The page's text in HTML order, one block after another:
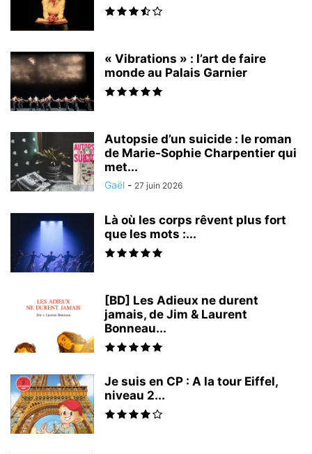
« Vibrations » : l’art de faire
monde au Palais Garnier
Autopsie d’un suicide : le roman
de Marie-Sophie Charpentier qui
met...
Gaël - 27 juin 2026
Là où les corps rêvent plus fort
que les mots :...
[BD] Les Adieux ne durent
jamais, de Jim & Laurent
Bonneau...
Je suis en CP : A la tour Eiffel,
niveau 2...